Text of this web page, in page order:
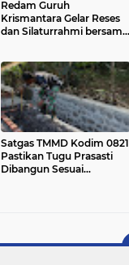
Redam Guruh
Krismantara Gelar Reses
dan Silaturrahmi bersama
Satgas TMMD Kodim 0821
Pastikan Tugu Prasasti
Dibangun Sesuai